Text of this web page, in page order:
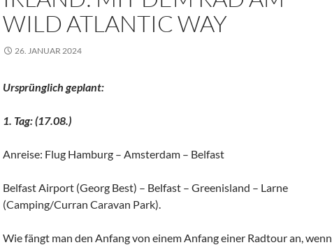
WILD ATLANTIC WAY
26. JANUAR 2024
Ursprünglich geplant:
1. Tag: (17.08.)
Anreise: Flug Hamburg – Amsterdam – Belfast
Belfast Airport (Georg Best) – Belfast – Greenisland – Larne
(Camping/Curran Caravan Park).
Wie fängt man den Anfang von einem Anfang einer Radtour an, wenn